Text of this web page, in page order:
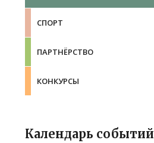
СПОРТ
ПАРТНЁРСТВО
КОНКУРСЫ
Календарь событий